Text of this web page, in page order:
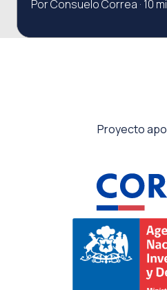
Por Consuelo Correa · 10
Proyecto